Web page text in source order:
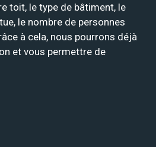
toit, le type de bâtiment, le
le nombre de personnes
à cela, nous pourrons déjà
et vous permettre de